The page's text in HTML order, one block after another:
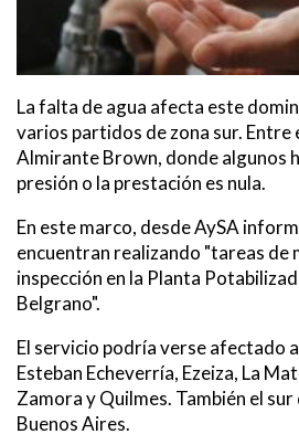
La falta de agua afecta este
varios partidos de zona sur. Entre
Almirante Brown, donde algunos
presión o la prestación es nula.
En este marco, desde AySA
encuentran realizando "tareas de
inspección en la Planta
Belgrano".
El servicio podría verse afectado
Esteban Echeverría, Ezeiza, La
Zamora y Quilmes. También el
Buenos Aires.